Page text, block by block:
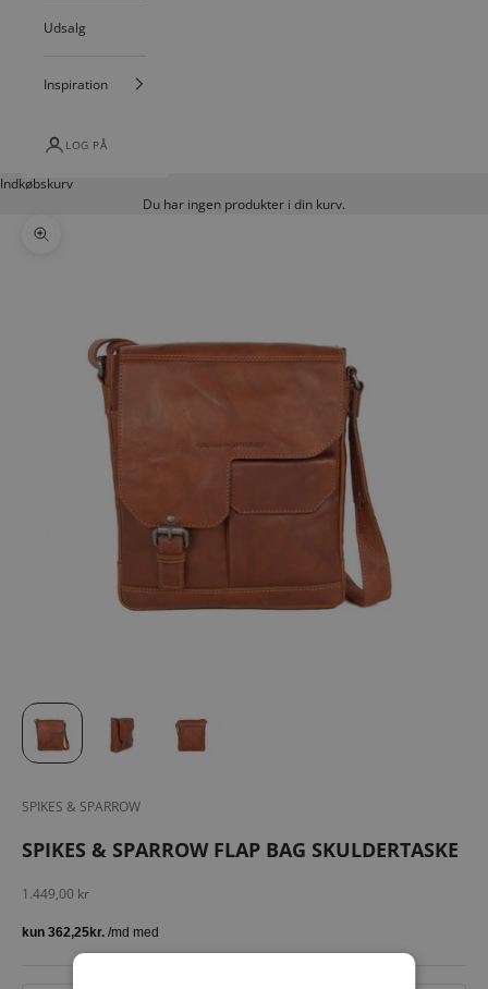
Udsalg
Inspiration
LOG PÅ
Indkøbskurv
Du har ingen produkter i din kurv.
Zoom
SPIKES & SPARROW
SPIKES & SPARROW FLAP BAG SKULDERTASKE
Salgspris
1.449,00 kr